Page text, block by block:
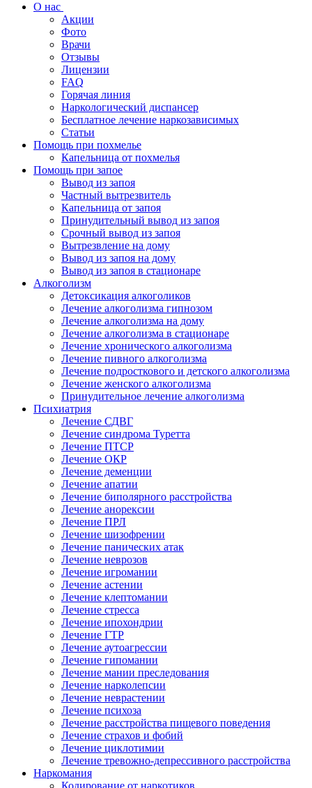
О нас
Акции
Фото
Врачи
Отзывы
Лицензии
FAQ
Горячая линия
Наркологический диспансер
Бесплатное лечение наркозависимых
Статьи
Помощь при похмелье
Капельница от похмелья
Помощь при запое
Вывод из запоя
Частный вытрезвитель
Капельница от запоя
Принудительный вывод из запоя
Срочный вывод из запоя
Вытрезвление на дому
Вывод из запоя на дому
Вывод из запоя в стационаре
Алкоголизм
Детоксикация алкоголиков
Лечение алкоголизма гипнозом
Лечение алкоголизма на дому
Лечение алкоголизма в стационаре
Лечение хронического алкоголизма
Лечение пивного алкоголизма
Лечение подросткового и детского алкоголизма
Лечение женского алкоголизма
Принудительное лечение алкоголизма
Психиатрия
Лечение СДВГ
Лечение синдрома Туретта
Лечение ПТСР
Лечение ОКР
Лечение деменции
Лечение апатии
Лечение биполярного расстройства
Лечение анорексии
Лечение ПРЛ
Лечение шизофрении
Лечение панических атак
Лечение неврозов
Лечение игромании
Лечение астении
Лечение клептомании
Лечение стресса
Лечение ипохондрии
Лечение ГТР
Лечение аутоагрессии
Лечение гипомании
Лечение мании преследования
Лечение нарколепсии
Лечение неврастении
Лечение психоза
Лечение расстройства пищевого поведения
Лечение страхов и фобий
Лечение циклотимии
Лечение тревожно-депрессивного расстройства
Наркомания
Кодирование от наркотиков